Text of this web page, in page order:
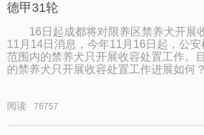
德甲31轮
16日起成都将对限养区禁养犬开
11月14日消息，今年11月16日起，公
范围内的禁养犬只开展收容处置工作。
的禁养犬只开展收容处置工作进展如何？
阅读 76757